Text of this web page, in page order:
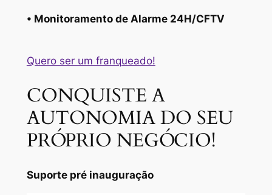
• Monitoramento de Alarme 24H/CFTV
Quero ser um franqueado!
CONQUISTE A
AUTONOMIA DO SEU
PRÓPRIO NEGÓCIO!
Suporte pré inauguração